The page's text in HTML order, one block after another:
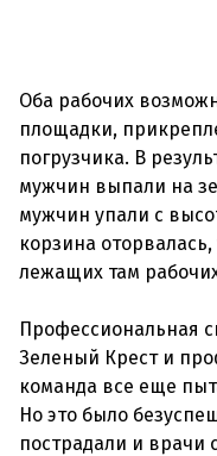
Оба рабочих
площадки,
погрузчика. В
мужчин выпали на
мужчин упали с
корзина
лежащих там
Профессиональная
Зеленый Крест и
команда все еще
Но это было
пострадали и врачи